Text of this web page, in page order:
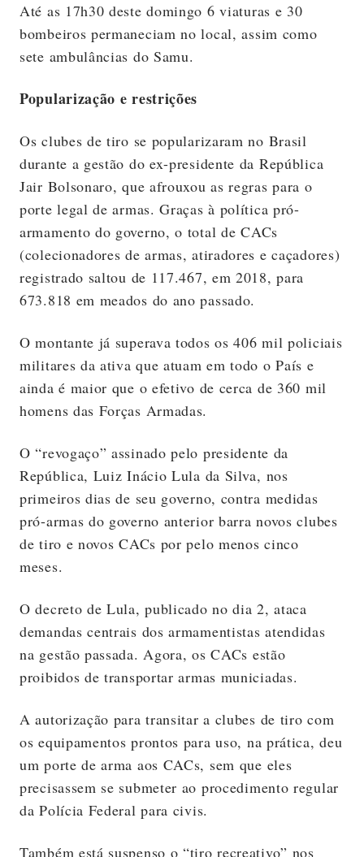
Até as 17h30 deste domingo 6 viaturas e 30
bombeiros permaneciam no local, assim como
sete ambulâncias do Samu.
Popularização e restrições
Os clubes de tiro se popularizaram no Brasil
durante a gestão do ex-presidente da República
Jair Bolsonaro, que afrouxou as regras para o
porte legal de armas. Graças à política pró-
armamento do governo, o total de CACs
(colecionadores de armas, atiradores e caçadores)
registrado saltou de 117.467, em 2018, para
673.818 em meados do ano passado.
O montante já superava todos os 406 mil policiais
militares da ativa que atuam em todo o País e
ainda é maior que o efetivo de cerca de 360 mil
homens das Forças Armadas.
O “revogaço” assinado pelo presidente da
República, Luiz Inácio Lula da Silva, nos
primeiros dias de seu governo, contra medidas
pró-armas do governo anterior barra novos clubes
de tiro e novos CACs por pelo menos cinco
meses.
O decreto de Lula, publicado no dia 2, ataca
demandas centrais dos armamentistas atendidas
na gestão passada. Agora, os CACs estão
proibidos de transportar armas municiadas.
A autorização para transitar a clubes de tiro com
os equipamentos prontos para uso, na prática, deu
um porte de arma aos CACs, sem que eles
precisassem se submeter ao procedimento regular
da Polícia Federal para civis.
Também está suspenso o “tiro recreativo” nos